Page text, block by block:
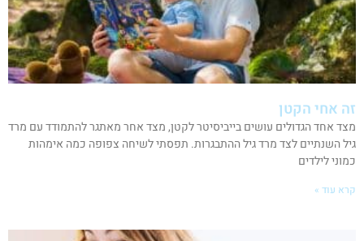
זה אחי הקטן
מצד אחד הגדולים עושים בייביסיטר לקטן, מצד אחר מאתגר להתמודד עם מרד
גיל השנתיים לצד מרד גיל ההתבגרות. תפסתי לשיחה צפופה כמה אימהות
כמוני לילדים
קרא עוד »